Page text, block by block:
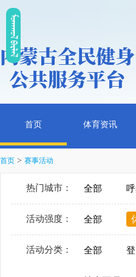
ᠮᠤᠡᠭᠭᠤᠯ ᠪᠠᠷᠯᠠᠯ
首页 体育资讯
首页 > 赛事活动
热门城市： 全部
活动强度： 全部
活动分类： 全部